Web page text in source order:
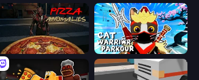
Pizza Anomalies Cat Warrior Parkour